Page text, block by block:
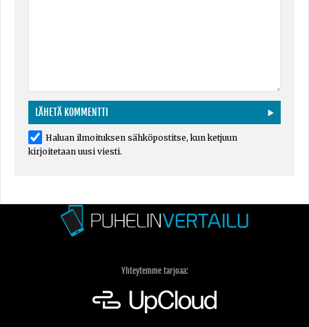
Haluan ilmoituksen sähköpostitse, kun ketjuun
kirjoitetaan uusi viesti.
Yhteytemme tarjoaa: